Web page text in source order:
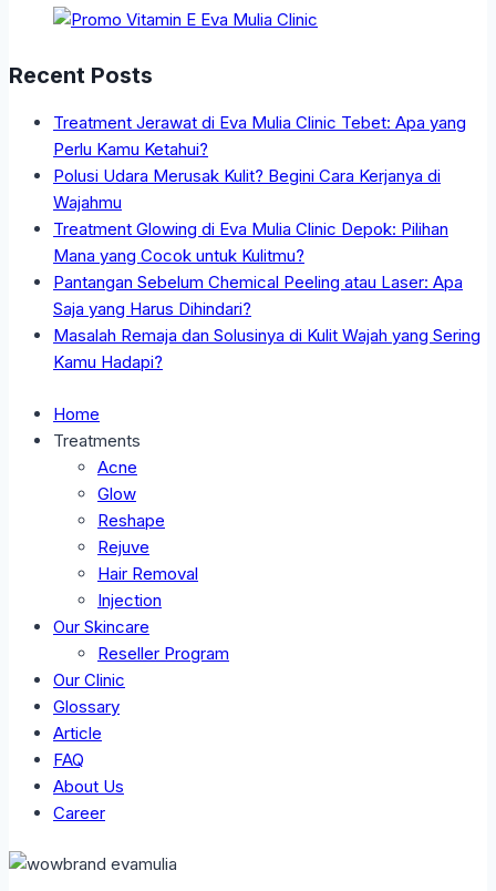
Recent Posts
Treatment Jerawat di Eva Mulia Clinic Tebet: Apa yang
Perlu Kamu Ketahui?
Polusi Udara Merusak Kulit? Begini Cara Kerjanya di
Wajahmu
Treatment Glowing di Eva Mulia Clinic Depok: Pilihan
Mana yang Cocok untuk Kulitmu?
Pantangan Sebelum Chemical Peeling atau Laser: Apa
Saja yang Harus Dihindari?
Masalah Remaja dan Solusinya di Kulit Wajah yang Sering
Kamu Hadapi?
Home
Treatments
Acne
Glow
Reshape
Rejuve
Hair Removal
Injection
Our Skincare
Reseller Program
Our Clinic
Glossary
Article
FAQ
About Us
Career